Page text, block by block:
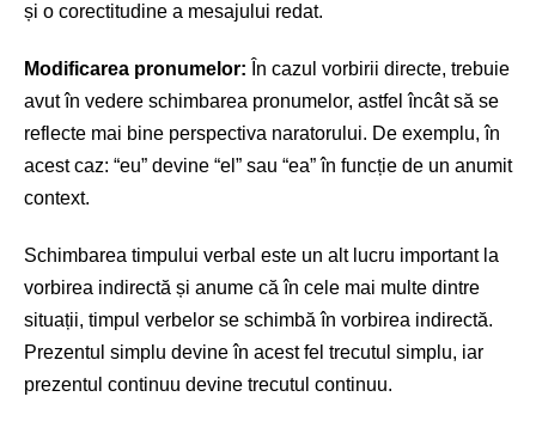
și o corectitudine a mesajului redat.
Modificarea pronumelor: În cazul vorbirii directe, trebuie
avut în vedere schimbarea pronumelor, astfel încât să se
reflecte mai bine perspectiva naratorului. De exemplu, în
acest caz: “eu” devine “el” sau “ea” în funcție de un anumit
context.
Schimbarea timpului verbal este un alt lucru important la
vorbirea indirectă și anume că în cele mai multe dintre
situații, timpul verbelor se schimbă în vorbirea indirectă.
Prezentul simplu devine în acest fel trecutul simplu, iar
prezentul continuu devine trecutul continuu.